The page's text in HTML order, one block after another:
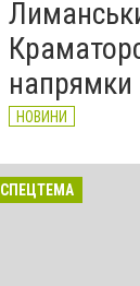
напрямки
НОВИНИ
СПЕЦТЕМА